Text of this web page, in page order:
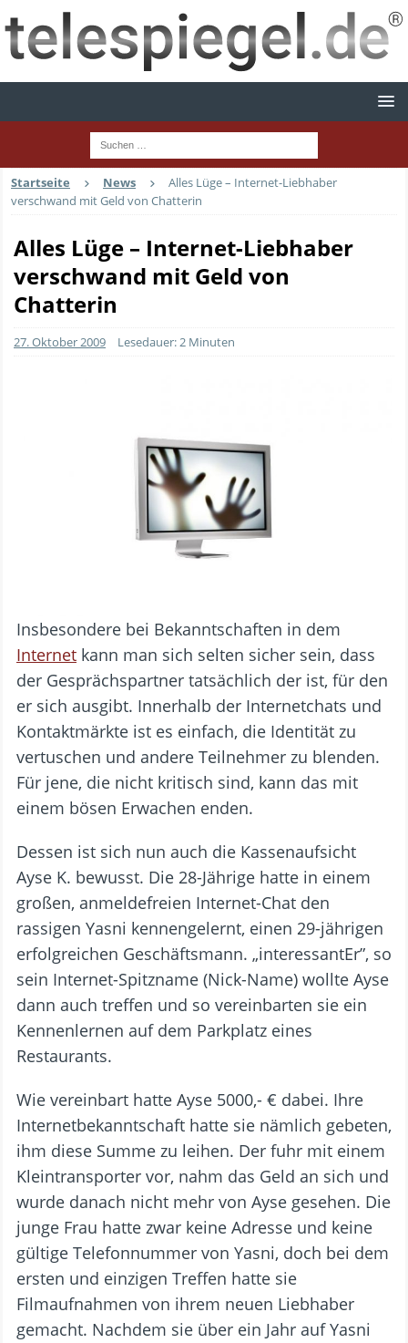
Startseite News
Alles Lüge – Internet-Liebhaber
verschwand mit Geld von Chatterin
Alles Lüge – Internet-Liebhaber
verschwand mit Geld von
Chatterin
27. Oktober 2009 Lesedauer: 2 Minuten
Insbesondere bei Bekanntschaften in dem
Internet kann man sich selten sicher sein, dass
der Gesprächspartner tatsächlich der ist, für den
er sich ausgibt. Innerhalb der Internetchats und
Kontaktmärkte ist es einfach, die Identität zu
vertuschen und andere Teilnehmer zu blenden.
Für jene, die nicht kritisch sind, kann das mit
einem bösen Erwachen enden.
Dessen ist sich nun auch die Kassenaufsicht
Ayse K. bewusst. Die 28-Jährige hatte in einem
großen, anmeldefreien Internet-Chat den
rassigen Yasni kennengelernt, einen 29-jährigen
erfolgreichen Geschäftsmann. „interessantEr”, so
sein Internet-Spitzname (Nick-Name) wollte Ayse
dann auch treffen und so vereinbarten sie ein
Kennenlernen auf dem Parkplatz eines
Restaurants.
Wie vereinbart hatte Ayse 5000,- € dabei. Ihre
Internetbekanntschaft hatte sie nämlich gebeten,
ihm diese Summe zu leihen. Der fuhr mit einem
Kleintransporter vor, nahm das Geld an sich und
wurde danach nicht mehr von Ayse gesehen. Die
junge Frau hatte zwar keine Adresse und keine
gültige Telefonnummer von Yasni, doch bei dem
ersten und einzigen Treffen hatte sie
Filmaufnahmen von ihrem neuen Liebhaber
gemacht. Nachdem sie über ein Jahr auf Yasni